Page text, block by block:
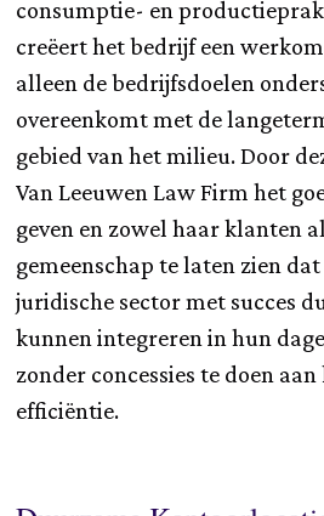
consumptie- en
creëert het bedrijf een
alleen de bedrijfsdoelen
overeenkomt met de
gebied van het milieu. Door
Van Leeuwen Law Firm het
geven en zowel haar klanten
gemeenschap te laten zien
juridische sector met succes
kunnen integreren in hun
zonder concessies te doen
efficiëntie.